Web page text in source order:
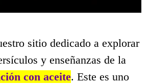
sitio dedicado a explorar
y enseñanzas de la
con aceite. Este es uno